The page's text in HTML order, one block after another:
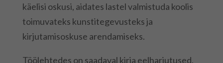
käelisi oskusi, aidates lastel valmistuda koolis
toimuvateks kunstitegevusteks ja
kirjutamisoskuse arendamiseks.
Töölehtedes on saadaval kirja eelharjutused,